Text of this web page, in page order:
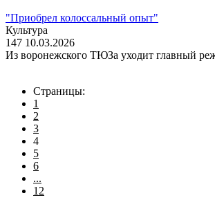
"Приобрел колоссальный опыт"
Культура
147 10.03.2026
Из воронежского ТЮЗа уходит главный
Страницы:
1
2
3
4
5
6
...
12